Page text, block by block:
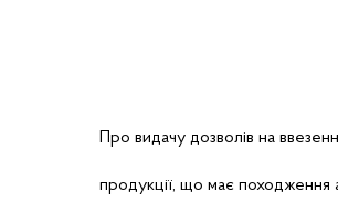
Про видачу дозволів на
продукції, що має походження